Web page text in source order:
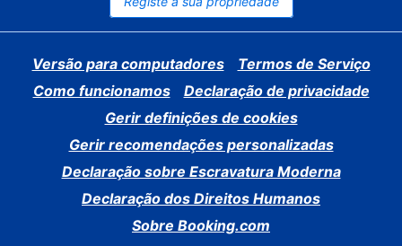
Versão para computadores
Termos de Serviço
Como funcionamos
Declaração de privacidade
Gerir definições de cookies
Gerir recomendações personalizadas
Declaração sobre Escravatura Moderna
Declaração dos Direitos Humanos
Sobre Booking.com